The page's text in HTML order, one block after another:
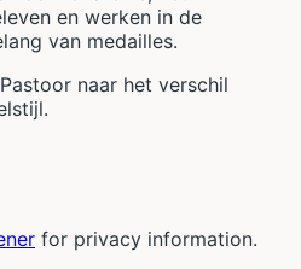
en werken in de
van medailles.
naar het verschil
for privacy information.